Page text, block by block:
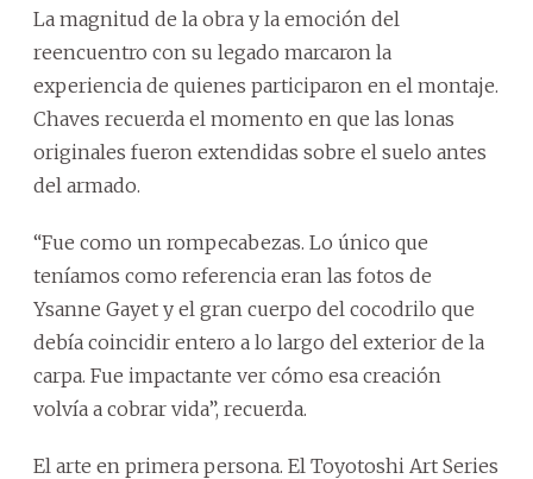
La magnitud de la obra y la emoción del
reencuentro con su legado marcaron la
experiencia de quienes participaron en el montaje.
Chaves recuerda el momento en que las lonas
originales fueron extendidas sobre el suelo antes
del armado.
“Fue como un rompecabezas. Lo único que
teníamos como referencia eran las fotos de
Ysanne Gayet y el gran cuerpo del cocodrilo que
debía coincidir entero a lo largo del exterior de la
carpa. Fue impactante ver cómo esa creación
volvía a cobrar vida”, recuerda.
El arte en primera persona. El Toyotoshi Art Series